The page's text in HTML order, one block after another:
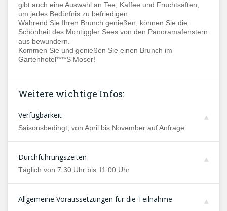
gibt auch eine Auswahl an Tee, Kaffee und Fruchtsäften,
um jedes Bedürfnis zu befriedigen.
Während Sie Ihren Brunch genießen, können Sie die
Schönheit des Montiggler Sees von den Panoramafenstern
aus bewundern.
Kommen Sie und genießen Sie einen Brunch im
Gartenhotel****S Moser!
Weitere wichtige Infos:
Verfügbarkeit
Saisonsbedingt, von April bis November auf Anfrage
Durchführungszeiten
Täglich von 7:30 Uhr bis 11:00 Uhr
Allgemeine Voraussetzungen für die Teilnahme